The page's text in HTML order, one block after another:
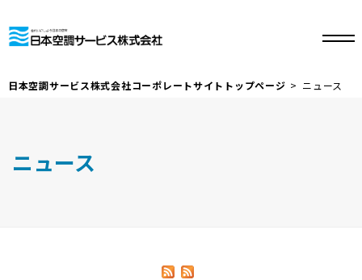
日本空調サービス株式会社コーポレートサイトトップページ ニュース
ニュース